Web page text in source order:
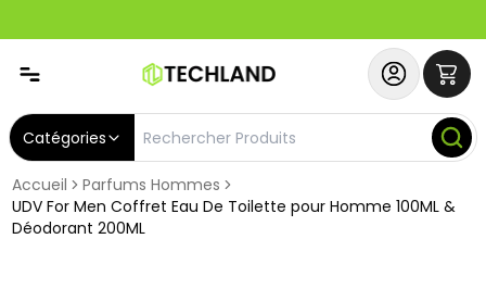
Catégories
Accueil
Parfums Hommes
UDV For Men Coffret Eau De Toilette pour Homme 100ML &
Déodorant 200ML